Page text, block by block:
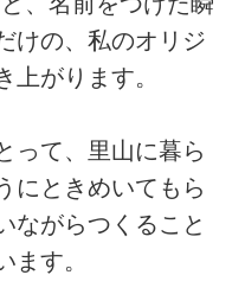
けの、私のオリジ
上がります。
って、里山に暮ら
にときめいてもら
ながらつくること
ます。